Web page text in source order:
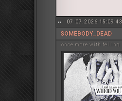
07.07.2026 15:09:43
SOMEBODY_DEAD
once more with felling